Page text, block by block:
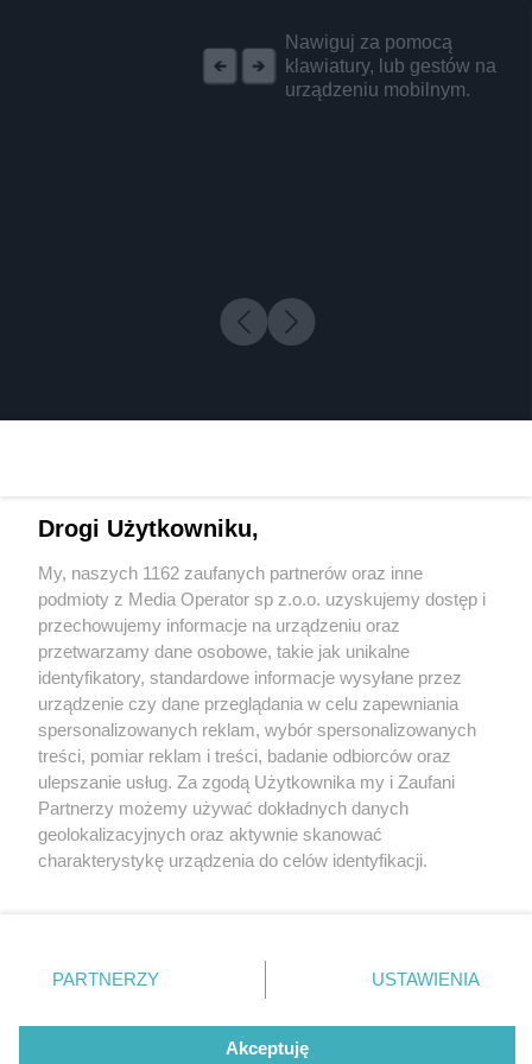
Nawiguj za pomocą
klawiatury, lub gestów na
urządzeniu mobilnym.
12 / 0
Wydawca mediów lokalnych
Nie zapomnij
zapoznać się z:
polityką prywatności regulamin korzystania z portali
Twojemiasto
Piekary Śląskie
Chorzów
Tarnowskie Góry
Gliwice
Skontakuj sięz nami
Kontakt
Wydawca
Redakcja
Drogi Użytkowniku,
My, naszych 1162 zaufanych partnerów oraz inne
podmioty z Media Operator sp z.o.o. uzyskujemy dostęp i
przechowujemy informacje na urządzeniu oraz
przetwarzamy dane osobowe, takie jak unikalne
identyfikatory, standardowe informacje wysyłane przez
urządzenie czy dane przeglądania w celu zapewniania
spersonalizowanych reklam, wybór spersonalizowanych
treści, pomiar reklam i treści, badanie odbiorców oraz
ulepszanie usług. Za zgodą Użytkownika my i Zaufani
Partnerzy możemy używać dokładnych danych
geolokalizacyjnych oraz aktywnie skanować
charakterystykę urządzenia do celów identyfikacji.
zmienić/wycofać klikając przycisk ustawień prywatności
znajdujący się w lewym dolnym rogu strony
rodzaje przetwarzania danych nie wymagają zgody
użytkownika, ale masz prawo sprzeciwić się takiemu
PARTNERZY USTAWIENIA
Akceptuję